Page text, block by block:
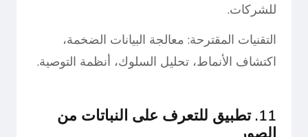
للشركات.
التقنيات المقترحة: معالجة البيانات الضخمة،
اكتشاف الأنماط، تحليل السلوك، أنظمة التوصية.
11. تطبيق للتعرف على النباتات من
الصور